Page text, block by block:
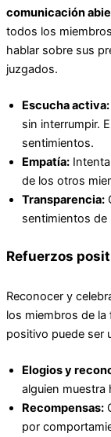
comunicación
todos los
hablar sobre sus
juzgados.
Escucha activa:
sin interrumpir.
sentimientos.
Empatía:
de los otros
Transparencia:
sentimientos de
Refuerzos
Reconocer y
los miembros de la
positivo puede ser
Elogios y
alguien muestra
Recompensas:
por